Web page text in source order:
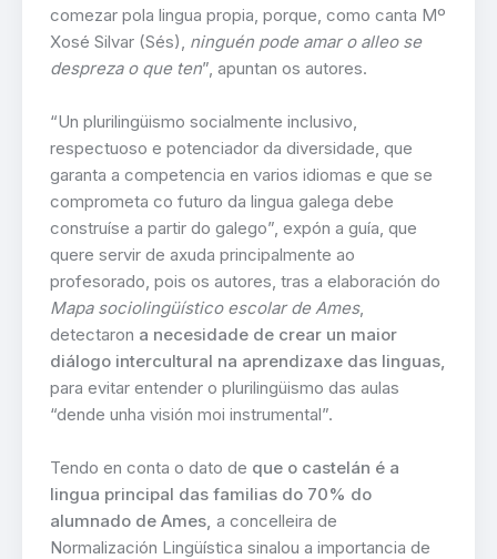
comezar pola lingua propia, porque, como canta Mº
Xosé Silvar (Sés), ninguén pode amar o alleo se
despreza o que ten”, apuntan os autores.
“Un plurilingüismo socialmente inclusivo,
respectuoso e potenciador da diversidade, que
garanta a competencia en varios idiomas e que se
comprometa co futuro da lingua galega debe
construíse a partir do galego”, expón a guía, que
quere servir de axuda principalmente ao
profesorado, pois os autores, tras a elaboración do
Mapa sociolingüístico escolar de Ames,
detectaron a necesidade de crear un maior
diálogo intercultural na aprendizaxe das linguas,
para evitar entender o plurilingüismo das aulas
“dende unha visión moi instrumental”.
Tendo en conta o dato de que o castelán é a
lingua principal das familias do 70% do
alumnado de Ames, a concelleira de
Normalización Lingüística sinalou a importancia de